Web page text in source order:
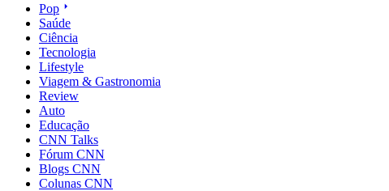
Pop
Saúde
Ciência
Tecnologia
Lifestyle
Viagem & Gastronomia
Review
Auto
Educação
CNN Talks
Fórum CNN
Blogs CNN
Colunas CNN